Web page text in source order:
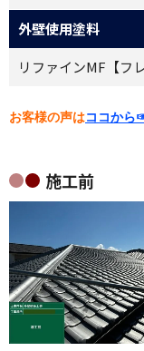
外壁使用塗料
リファインMF【フ
お客様の声はココから
施工前